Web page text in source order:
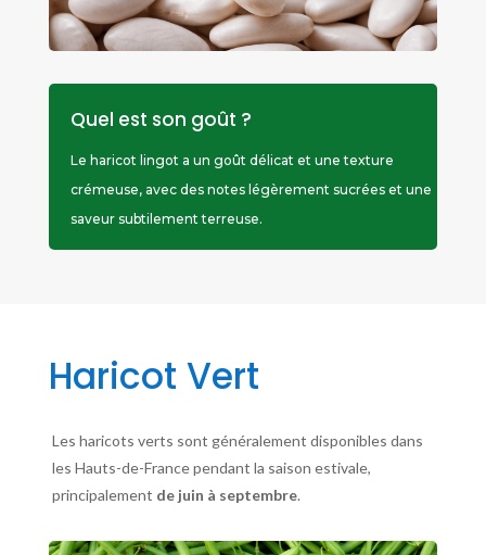
Quel est son goût ?
Le haricot lingot a un goût délicat et une texture
crémeuse, avec des notes légèrement sucrées et une
saveur subtilement terreuse.
Haricot Vert
Les haricots verts sont généralement disponibles dans
les Hauts-de-France pendant la saison estivale,
principalement de juin à septembre.